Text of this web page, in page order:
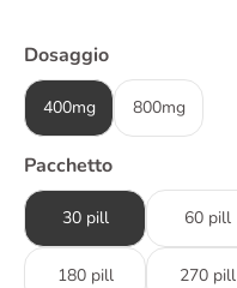
Dosaggio
400mg 800mg
Pacchetto
30 pill 60 pill
180 pill 270 pill